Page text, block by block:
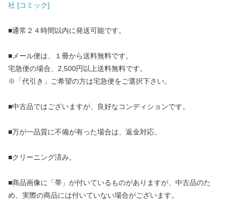
社 [コミック]
■通常２４時間以内に発送可能です。
■メール便は、１冊から送料無料です。
宅急便の場合、2,500円以上送料無料です。
※「代引き」ご希望の方は宅急便をご選択下さい。
■中古品ではございますが、良好なコンディションです。
■万が一品質に不備が有った場合は、返金対応。
■クリーニング済み。
■商品画像に「帯」が付いているものがありますが、中古品のた
め、実際の商品には付いていない場合がございます。